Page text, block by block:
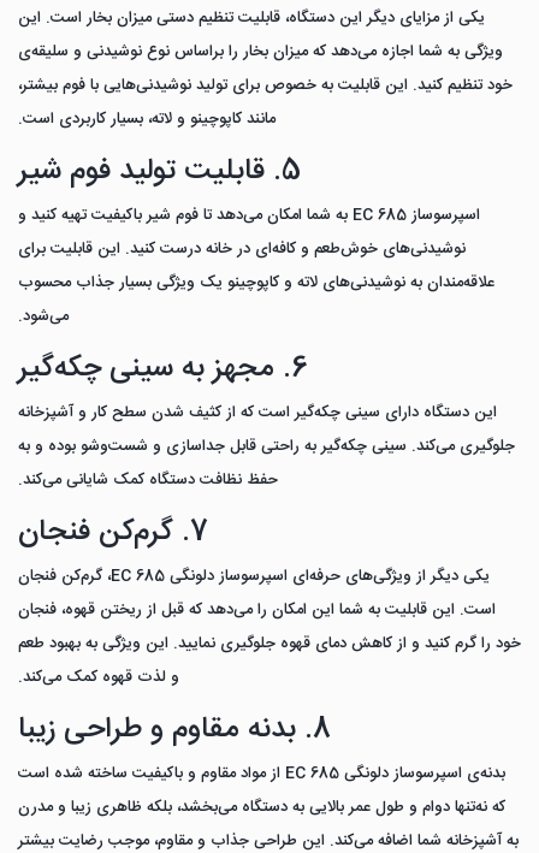
یکی از مزایای دیگر این دستگاه، قابلیت تنظیم دستی میزان بخار است. این
ویژگی به شما اجازه می‌دهد که میزان بخار را براساس نوع نوشیدنی و سلیقه‌ی
خود تنظیم کنید. این قابلیت به خصوص برای تولید نوشیدنی‌هایی با فوم بیشتر،
مانند کاپوچینو و لاته، بسیار کاربردی است.
5. قابلیت تولید فوم شیر
اسپرسوساز EC 685 به شما امکان می‌دهد تا فوم شیر باکیفیت تهیه کنید و
نوشیدنی‌های خوش‌طعم و کافه‌ای در خانه درست کنید. این قابلیت برای
علاقه‌مندان به نوشیدنی‌های لاته و کاپوچینو یک ویژگی بسیار جذاب محسوب
می‌شود.
6. مجهز به سینی چکه‌گیر
این دستگاه دارای سینی چکه‌گیر است که از کثیف شدن سطح کار و آشپزخانه
جلوگیری می‌کند. سینی چکه‌گیر به راحتی قابل جداسازی و شست‌وشو بوده و به
حفظ نظافت دستگاه کمک شایانی می‌کند.
7. گرم‌کن فنجان
یکی دیگر از ویژگی‌های حرفه‌ای اسپرسوساز دلونگی EC 685، گرم‌کن فنجان
است. این قابلیت به شما این امکان را می‌دهد که قبل از ریختن قهوه، فنجان
خود را گرم کنید و از کاهش دمای قهوه جلوگیری نمایید. این ویژگی به بهبود طعم
و لذت قهوه کمک می‌کند.
8. بدنه مقاوم و طراحی زیبا
بدنه‌ی اسپرسوساز دلونگی EC 685 از مواد مقاوم و باکیفیت ساخته شده است
که نه‌تنها دوام و طول عمر بالایی به دستگاه می‌بخشد، بلکه ظاهری زیبا و مدرن
به آشپزخانه شما اضافه می‌کند. این طراحی جذاب و مقاوم، موجب رضایت بیشتر